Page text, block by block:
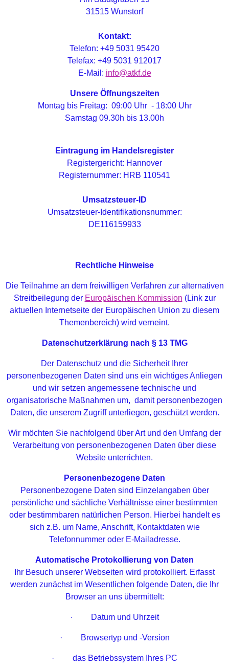
31515 Wunstorf
Kontakt:
Telefon: +49 5031 95420
Telefax: +49 5031 912017
E-Mail: info@atkf.de
Unsere Öffnungszeiten
Montag bis Freitag: 09:00 Uhr - 18:00 Uhr
Samstag 09.30h bis 13.00h
Eintragung im Handelsregister
Registergericht: Hannover
Registernummer: HRB 110541
Umsatzsteuer-ID
Umsatzsteuer-Identifikationsnummer:
DE116159933
Rechtliche Hinweise
Die Teilnahme an dem freiwilligen Verfahren zur alternativen
Streitbeilegung der Europäischen Kommission (Link zur
aktuellen Internetseite der Europäischen Union zu diesem
Themenbereich) wird verneint.
Datenschutzerklärung nach § 13 TMG
Der Datenschutz und die Sicherheit Ihrer
personenbezogenen Daten sind uns ein wichtiges Anliegen
und wir setzen angemessene technische und
organisatorische Maßnahmen um, damit personenbezogen
Daten, die unserem Zugriff unterliegen, geschützt werden.
Wir möchten Sie nachfolgend über Art und den Umfang der
Verarbeitung von personenbezogenen Daten über diese
Website unterrichten.
Personenbezogene Daten
Personenbezogene Daten sind Einzelangaben über
persönliche und sächliche Verhältnisse einer bestimmten
oder bestimmbaren natürlichen Person. Hierbei handelt es
sich z.B. um Name, Anschrift, Kontaktdaten wie
Telefonnummer oder E-Mailadresse.
Automatische Protokollierung von Daten
Ihr Besuch unserer Webseiten wird protokolliert. Erfasst
werden zunächst im Wesentlichen folgende Daten, die Ihr
Browser an uns übermittelt:
· Datum und Uhrzeit
· Browsertyp und -Version
· das Betriebssystem Ihres PC